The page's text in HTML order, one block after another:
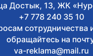
Достык, 13, ЖК
+7 778 240 35 10
сотрудничества
обращайтесь на
va-reklama@mail.ru